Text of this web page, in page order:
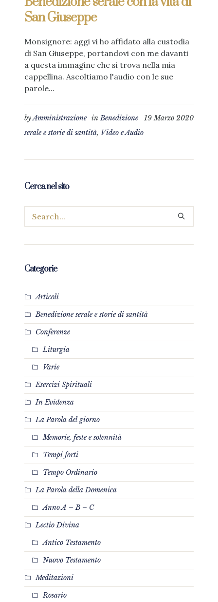
San Giuseppe
Monsignore: aggi vi ho affidato alla custodia
di San Giuseppe, portandovi con me davanti
a questa immagine che si trova nella mia
cappellina. Ascoltiamo l'audio con le sue
parole...
19 Marzo 2020
byAmministrazione inBenedizione
serale e storie di santità, Video e Audio
Cerca nel sito
Categorie
Articoli
Benedizione serale e storie di santità
Conferenze
Liturgia
Varie
Esercizi Spirituali
In Evidenza
La Parola del giorno
Memorie, feste e solennità
Tempi forti
Tempo Ordinario
La Parola della Domenica
Anno A – B – C
Lectio Divina
Antico Testamento
Nuovo Testamento
Meditazioni
Rosario